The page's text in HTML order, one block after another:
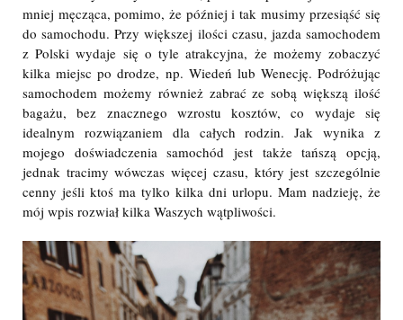
mniej męcząca, pomimo, że później i tak musimy przesiąść się
do samochodu. Przy większej ilości czasu, jazda samochodem
z Polski wydaje się o tyle atrakcyjna, że możemy zobaczyć
kilka miejsc po drodze, np. Wiedeń lub Wenecję. Podróżując
samochodem możemy również zabrać ze sobą większą ilość
bagażu, bez znacznego wzrostu kosztów, co wydaje się
idealnym rozwiązaniem dla całych rodzin. Jak wynika z
mojego doświadczenia samochód jest także tańszą opcją,
jednak tracimy wówczas więcej czasu, który jest szczególnie
cenny jeśli ktoś ma tylko kilka dni urlopu. Mam nadzieję, że
mój wpis rozwiał kilka Waszych wątpliwości.